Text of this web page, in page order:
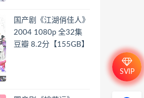
国产剧《江湖俏佳人》
2004 1080p 全32集
豆瓣 8.2分【155GB】
SVIP